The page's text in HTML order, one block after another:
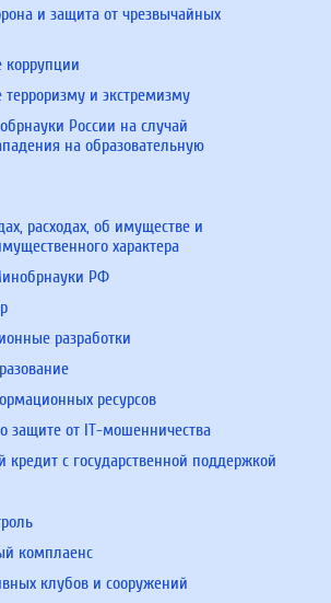
и защита от чрезвычайных
коррупции
терроризму и экстремизму
России на случай
на образовательную
расходах, об имуществе и
характера
РФ
разработки
ресурсов
защите от IT-мошенничества
кредит с государственной поддержкой
комплаенс
клубов и сооружений